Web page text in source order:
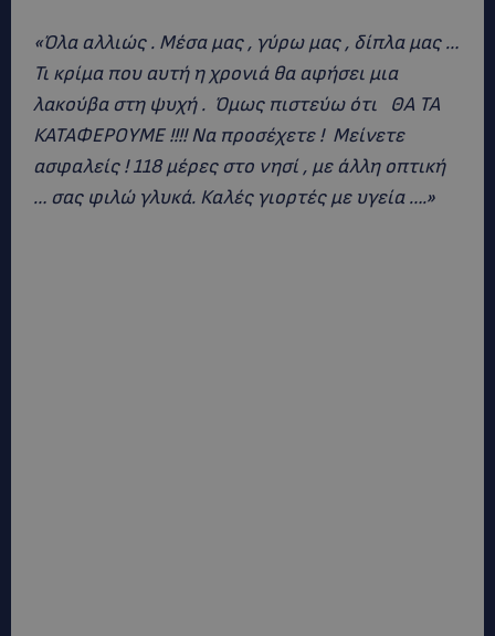
«Όλα αλλιώς . Μέσα μας , γύρω μας , δίπλα μας …
Τι κρίμα που αυτή η χρονιά θα αφήσει μια
λακούβα στη ψυχή . Όμως πιστεύω ότι ΘΑ ΤΑ
ΚΑΤΑΦΕΡΟΥΜΕ !!!! Να προσέχετε ! Μείνετε
ασφαλείς ! 118 μέρες στο νησί , με άλλη οπτική
… σας φιλώ γλυκά. Καλές γιορτές με υγεία ….»